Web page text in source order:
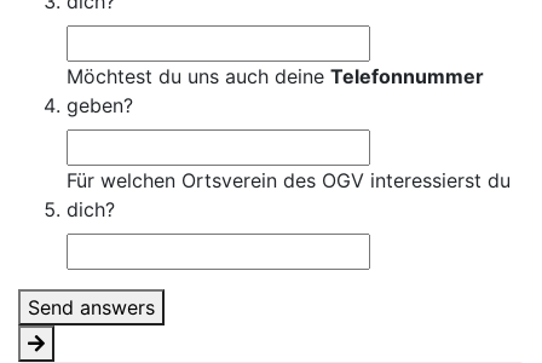
Möchtest du uns auch deine Telefonnummer
geben?
Für welchen Ortsverein des OGV interessierst du
dich?
Send answers